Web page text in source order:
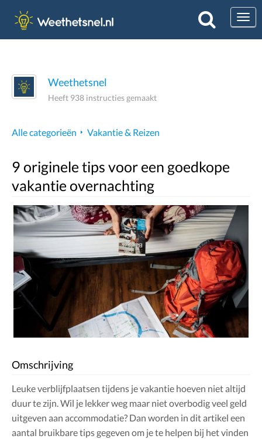
Weethetsnel
Heeft 938 instructies gemaakt
Alle categorieën Vakantie & Reizen
9 originele tips voor een goedkope
vakantie overnachting
Omschrijving
Leuke verblijfplaatsen tijdens je vakantie hoeven niet altijd
duur te zijn. Wil je lekker weg maar niet overbodig veel geld
uitgeven aan accommodatie? Dan worden in dit artikel een
aantal bruikbare tips gegeven om je te helpen bij het vinden